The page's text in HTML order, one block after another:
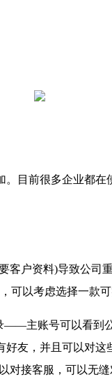
前很多企业都在
资料)导致公司
以考虑选择一款
主账号可以看到
友，并且可以对
接客服，可以无